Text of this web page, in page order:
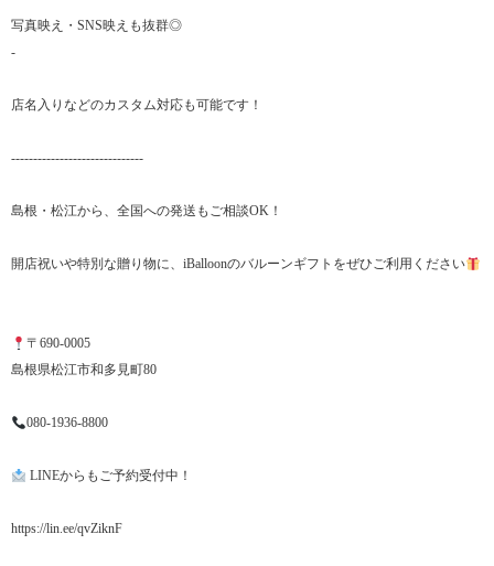
写真映え・SNS映えも抜群◎
-
店名入りなどのカスタム対応も可能です！
------------------------------
島根・松江から、全国への発送もご相談OK！
開店祝いや特別な贈り物に、iBalloonのバルーンギフトをぜひご利用ください
〒690-0005
島根県松江市和多見町80
080-1936-8800
LINEからもご予約受付中！
https://lin.ee/qvZiknF